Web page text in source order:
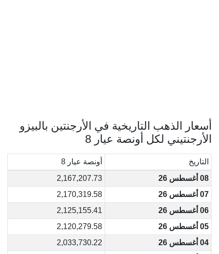
أسعار الذهب التاريخية في الأرجنتين بالبيزو
الأرجنتيني لكل أونصة عيار 8
التاريخ
أونصة عيار 8
08 أغسطس 26
2,167,207.73
07 أغسطس 26
2,170,319.58
06 أغسطس 26
2,125,155.41
05 أغسطس 26
2,120,279.58
04 أغسطس 26
2,033,730.22